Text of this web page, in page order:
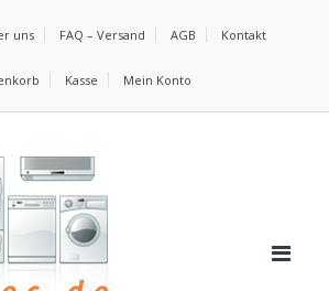
uns FAQ – Versand AGB Kontakt
Kasse Mein Konto